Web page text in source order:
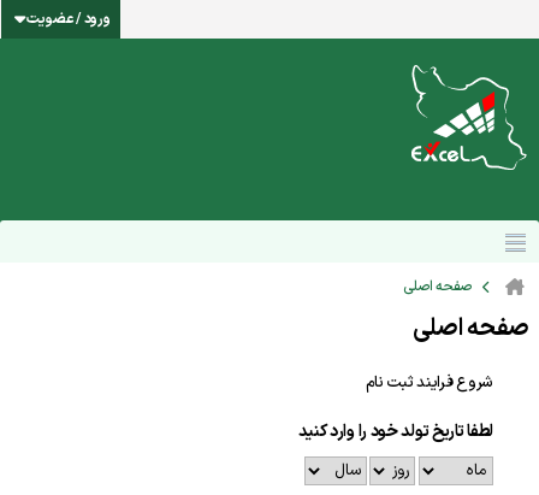
ورود / عضویت
صفحه اصلی
صفحه اصلی
شروع فرایند ثبت نام
لطفا تاریخ تولد خود را وارد کنید